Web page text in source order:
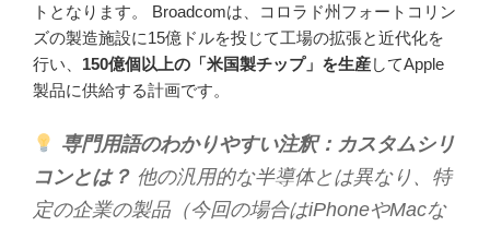
トとなります。 Broadcomは、コロラド州フォートコリン
ズの製造施設に15億ドルを投じて工場の拡張と近代化を
行い、 150億個以上の「米国製チップ」を生産してApple
製品に供給する計画です。
専門用語のわかりやすい注釈：カスタムシリ
コンとは？ 他の汎用的な半導体とは異なり、特
定の企業の製品（今回の場合はiPhoneやMacな